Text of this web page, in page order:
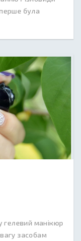
була
гелевий манікюр
засобам